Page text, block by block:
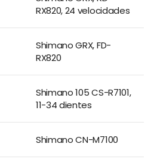
RX820, 24 velocidades
Shimano GRX, FD-
RX820
Shimano 105 CS-R7101,
11-34 dientes
Shimano CN-M7100